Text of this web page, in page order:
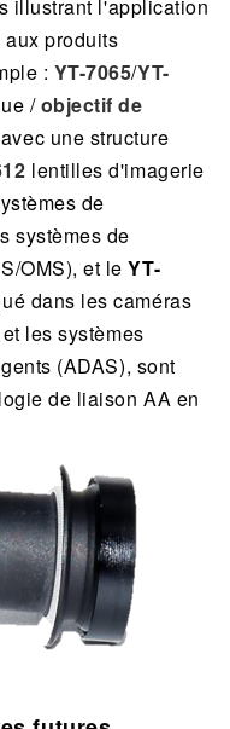
illustrant l'application
produits
: YT-7065/YT-
/objectif de
avec une structure
lentilles d'imagerie
de
systèmes de
OMS), et leYT-
dans les caméras
les systèmes
(ADAS), sont
de liaison AA en